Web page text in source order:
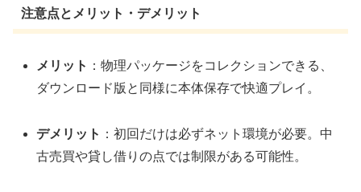
注意点とメリット・デメリット
メリット ：物理パッケージをコレクションできる、
ダウンロード版と同様に本体保存で快適プレイ。
デメリット ：初回だけは必ずネット環境が必要。中
古売買や貸し借りの点では制限がある可能性。